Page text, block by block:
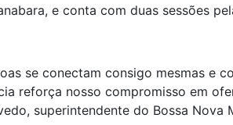
e conta com duas sessões
se conectam consigo mesmas e
reforça nosso compromisso em
superintendente do Bossa Nova